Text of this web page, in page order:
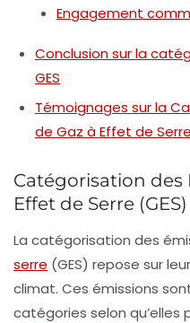
Engagement
Conclusion sur la
GES
Témoignages sur la
de Gaz à Effet de Serre
Catégorisation des
Effet de Serre (GES)
La catégorisation des
serre (GES) repose sur leur
climat. Ces émissions
catégories selon qu’elles